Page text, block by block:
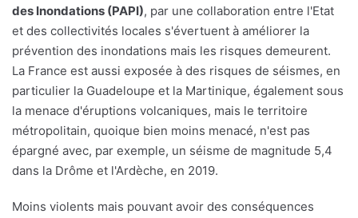
des Inondations (PAPI), par une collaboration entre l'Etat
et des collectivités locales s'évertuent à améliorer la
prévention des inondations mais les risques demeurent.
La France est aussi exposée à des risques de séismes, en
particulier la Guadeloupe et la Martinique, également sous
la menace d'éruptions volcaniques, mais le territoire
métropolitain, quoique bien moins menacé, n'est pas
épargné avec, par exemple, un séisme de magnitude 5,4
dans la Drôme et l'Ardèche, en 2019.
Moins violents mais pouvant avoir des conséquences